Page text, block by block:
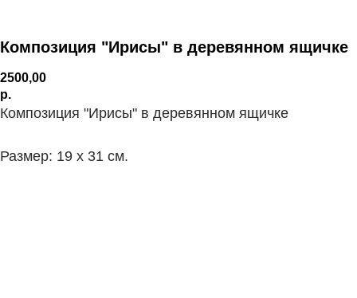
Композиция "Ирисы" в деревянном ящичке
2500,00
р.
Композиция "Ирисы" в деревянном ящичке
Размер: 19 х 31 см.